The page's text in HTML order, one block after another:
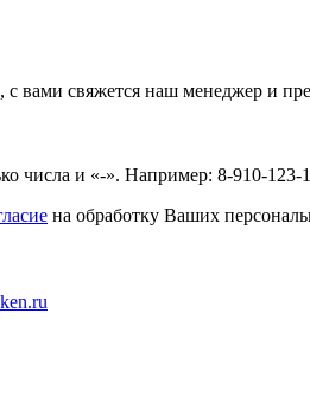
с вами свяжется наш менеджер и
числа и «-». Например: 8-910-123-
на обработку Ваших